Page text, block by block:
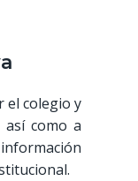
el colegio y
así como a